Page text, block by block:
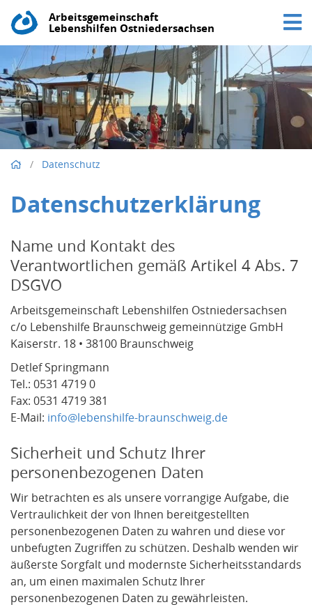
Arbeitsgemeinschaft
Lebenshilfen Ostniedersachsen
/ Datenschutz
Datenschutzerklärung
Name und Kontakt des
Verantwortlichen gemäß Artikel 4 Abs. 7
DSGVO
Arbeitsgemeinschaft Lebenshilfen Ostniedersachsen
c/o Lebenshilfe Braunschweig gemeinnützige GmbH
Kaiserstr. 18 • 38100 Braunschweig
Detlef Springmann
Tel.: 0531 4719 0
Fax: 0531 4719 381
E-Mail: info@lebenshilfe-braunschweig.de
Sicherheit und Schutz Ihrer
personenbezogenen Daten
Wir betrachten es als unsere vorrangige Aufgabe, die
Vertraulichkeit der von Ihnen bereitgestellten
personenbezogenen Daten zu wahren und diese vor
unbefugten Zugriffen zu schützen. Deshalb wenden wir
äußerste Sorgfalt und modernste Sicherheitsstandards
an, um einen maximalen Schutz Ihrer
personenbezogenen Daten zu gewährleisten.